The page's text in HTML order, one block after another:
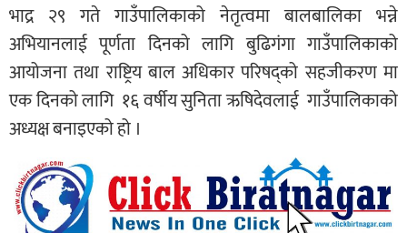
भाद्र २९ गते गाउँपालिकाको नेतृत्वमा बालबालिका भन्ने
अभियानलाई पूर्णता दिनको लागि बुढिगंगा गाउँपालिकाको
आयोजना तथा राष्ट्रिय बाल अधिकार परिषद्को सहजीकरण मा
एक दिनको लागि १६ वर्षीय सुनिता ऋषिदेवलाई गाउँपालिकाको
अध्यक्ष बनाइएको हो ।